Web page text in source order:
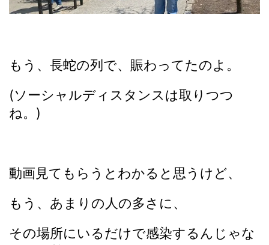
もう、長蛇の列で、賑わってたのよ。
(ソーシャルディスタンスは取りつつ
ね。)
動画見てもらうとわかると思うけど、
もう、あまりの人の多さに、
その場所にいるだけで感染するんじゃな